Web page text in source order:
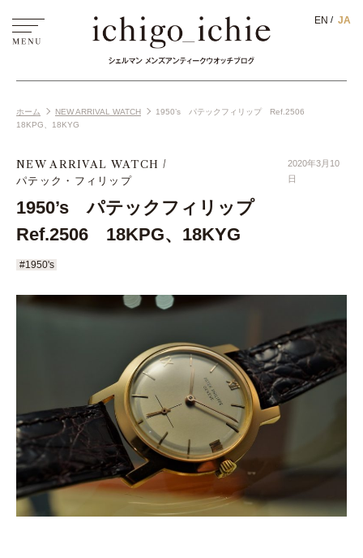
ホーム NEW ARRIVAL WATCH
1950’s パテックフィリップ Ref.2506
18KPG、18KYG
NEW ARRIVAL WATCH
パテック・フィリップ
2020年3月10
日
1950’s パテックフィリップ
Ref.2506 18KPG、18KYG
#1950's
EN JA